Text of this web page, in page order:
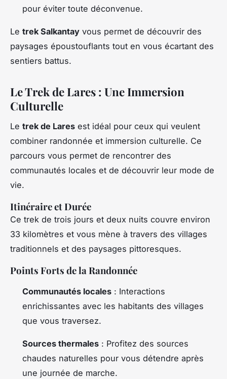
pour éviter toute déconvenue.
Le trek Salkantay vous permet de découvrir des
paysages époustouflants tout en vous écartant des
sentiers battus.
Le Trek de Lares : Une Immersion
Culturelle
Le trek de Lares est idéal pour ceux qui veulent
combiner randonnée et immersion culturelle. Ce
parcours vous permet de rencontrer des
communautés locales et de découvrir leur mode de
vie.
Itinéraire et Durée
Ce trek de trois jours et deux nuits couvre environ
33 kilomètres et vous mène à travers des villages
traditionnels et des paysages pittoresques.
Points Forts de la Randonnée
Communautés locales : Interactions
enrichissantes avec les habitants des villages
que vous traversez.
Sources thermales : Profitez des sources
chaudes naturelles pour vous détendre après
une journée de marche.